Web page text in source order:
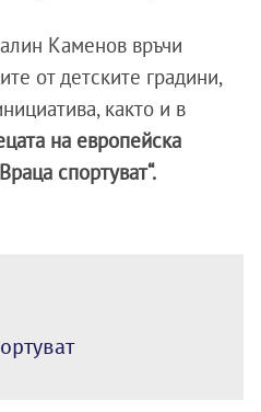
Каменов връчи
от детските градини,
както и в
на европейска
спортуват“.